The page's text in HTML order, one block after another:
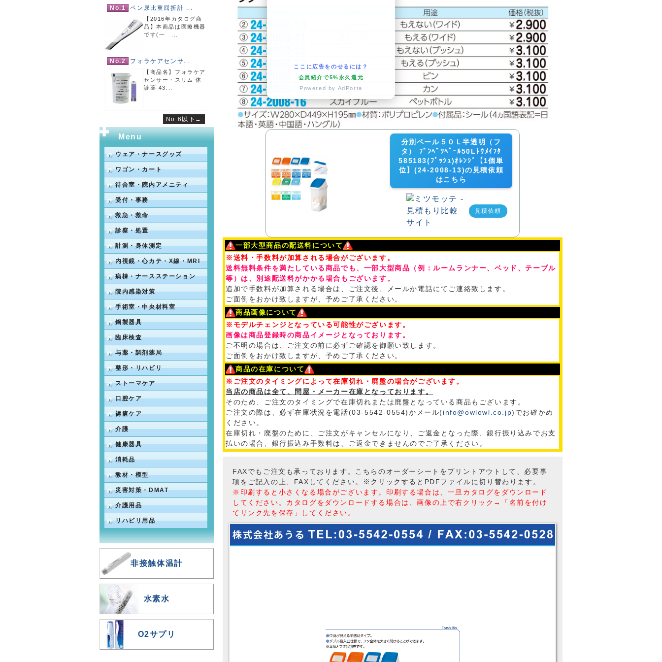
分別ペール５０Ｌ半透明（フ
タ） ﾌﾞﾝﾍﾞﾂﾍﾟｰﾙ50Lﾄｳﾒｲﾌﾀ
585183(ﾌﾟｯｼｭ)ｵﾚﾝｼﾞ【1個単
位】(24-2008-13)の見積依頼
はこちら
見積依頼
一部大型商品の配送料について
※送料・手数料が加算される場合がございます。
送料無料条件を満たしている商品でも、一部大型商品（例：ルームランナー、ベッド、テーブル
等）は、別途配送料がかかる場合もございます。
追加で手数料が加算される場合は、ご注文後、メールか電話にてご連絡致します。
ご面倒をおかけ致しますが、予めご了承ください。
商品画像について
※モデルチェンジとなっている可能性がございます。
画像は商品登録時の商品イメージとなっております。
ご不明の場合は、ご注文の前に必ずご確認を御願い致します。
ご面倒をおかけ致しますが、予めご了承ください。
商品の在庫について
※ご注文のタイミングによって在庫切れ・廃盤の場合がございます。
当店の商品は全て、問屋・メーカー在庫となっております。
そのため、ご注文のタイミングで在庫切れまたは廃盤となっている商品もございます。
ご注文の際は、必ず在庫状況を電話(03-5542-0554)かメール(info@owlowl.co.jp)でお確かめ
ください。
在庫切れ・廃盤のために、ご注文がキャンセルになり、ご返金となった際、銀行振り込みでお支
払いの場合、銀行振込み手数料は、ご返金できませんのでご了承ください。
FAXでもご注文も承っております。こちらのオーダーシートをプリントアウトして、必要事
項をご記入の上、FAXしてください。※クリックするとPDFファイルに切り替わります。
※印刷すると小さくなる場合がございます。印刷する場合は、一旦カタログをダウンロード
してください。カタログをダウンロードする場合は、画像の上で右クリック→「名前を付け
てリンク先を保存」してください。
No.1 ペン尿比重屈折計 ...
【2016年カタログ商
品】本商品は医療機器
です(一 ...
No.2 フォラケアセンサ...
【商品名】フォラケア
センサー・スリム 体
診薬 43...
No.6以下→
Menu
ウェア・ナースグッズ
ワゴン・カート
待合室・院内アメニティ
受付・事務
救急・救命
診察・処置
計測・身体測定
内視鏡・心カテ・X線・MRI
病棟・ナースステーション
院内感染対策
手術室・中央材料室
鋼製器具
臨床検査
与薬・調剤薬局
整形・リハビリ
ストーマケア
口腔ケア
褥瘡ケア
介護
健康器具
消耗品
教材・模型
災害対策・DMAT
介護用品
リハビリ用品
非接触体温計
水素水
O2サプリ
ここに広告をのせるには？
会員紹介で5%永久還元
Powered by AdPorta